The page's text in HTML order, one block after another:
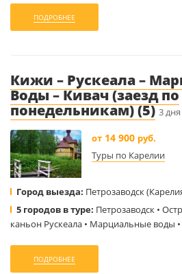
ПОДРОБНЕЕ
Кижи – Рускеала –
Воды – Кивач (заезд по
понедельникам) (5) 3
от 14 900 руб.
Туры по Карелии
Город выезда: Петрозаводск
5 городов в туре: Петрозаводск •
каньон Рускеала • Марциальные воды
ПОДРОБНЕЕ